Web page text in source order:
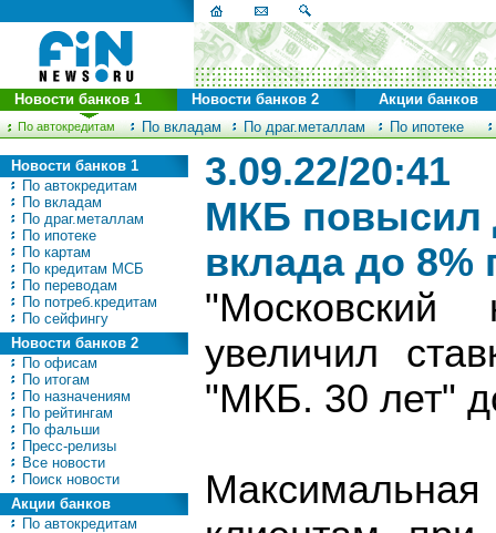
По автокредитам По вкладам По драг.металлам По ипотеке
Новости банков 1 Новости банков 2 Акции банков
Новости банков 1
По автокредитам
По вкладам
По драг.металлам
По ипотеке
По картам
По кредитам МСБ
По переводам
По потреб.кредитам
По сейфингу
Новости банков 2
По офисам
По итогам
По назначениям
По рейтингам
По фальши
Пресс-релизы
Все новости
Поиск новости
Акции банков
По автокредитам
3.09.22/20:41
МКБ повысил
вклада до 8%
увеличил
"МКБ. 30 лет"